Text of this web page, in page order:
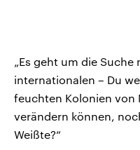
Wahlprogramme, aktuelle
und Hintergründe zu den
„Es geht um die
internationalen – Du
feuchten Kolonien von
verändern können,
Weißte?“